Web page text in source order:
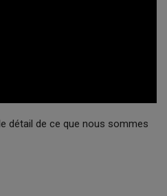
détail de ce que nous sommes